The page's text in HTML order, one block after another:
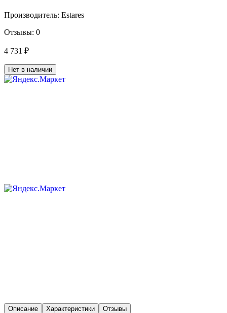
Производитель: Estares
Отзывы: 0
4 731 ₽
Нет в наличии
Описание Характеристики Отзывы